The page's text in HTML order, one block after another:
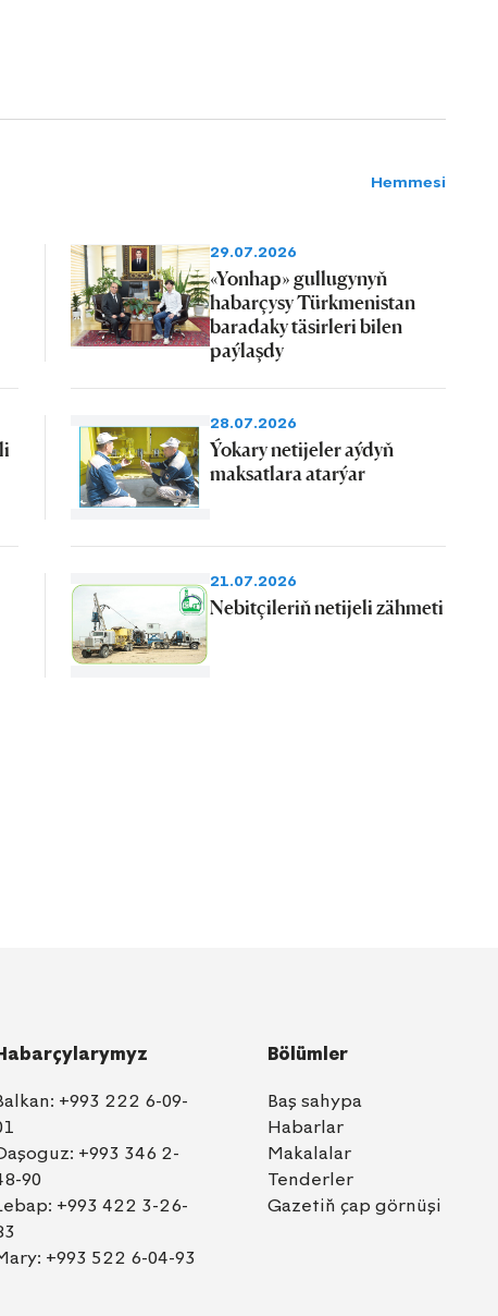
Hemmesi
29.07.2026
«Yonhap» gullugynyň
habarçysy Türkmenistan
baradaky täsirleri bilen
paýlaşdy
28.07.2026
Ýokary netijeler aýdyň
maksatlara atarýar
21.07.2026
Nebitçileriň netijeli zähmeti
+993 222 6-09-
+993 346 2-
90
+993 422 3-26-
+993 522 6-04-93
Bölümler
Baş sahypa
Habarlar
Makalalar
Tenderler
Gazetiň çap görnüşi